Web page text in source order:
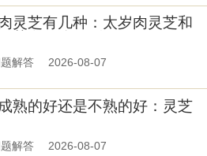
灵芝有几种：太岁肉灵芝和
解答 2026-08-07
熟的好还是不熟的好：灵芝
解答 2026-08-07